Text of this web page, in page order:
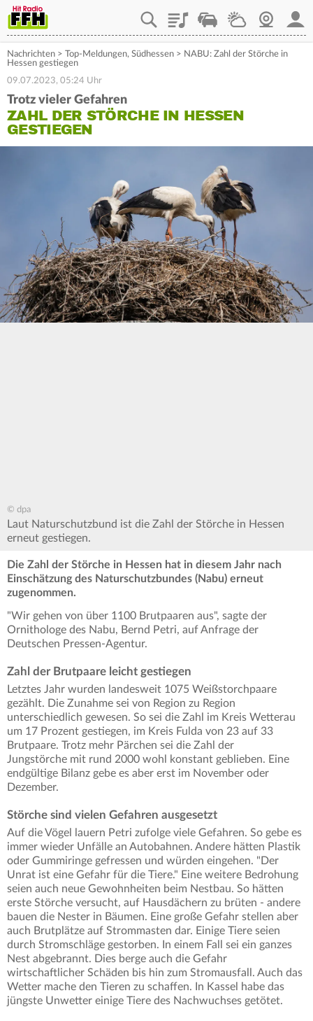
PlaylistStaupilotWetterWebcam
Nachrichten > Top-Meldungen, Südhessen > NABU: Zahl der Störche in
Hessen gestiegen
09.07.2023, 05:24 Uhr
Trotz vieler Gefahren
ZAHL DER STÖRCHE IN HESSEN
GESTIEGEN
© dpa
Laut Naturschutzbund ist die Zahl der Störche in Hessen
erneut gestiegen.
Die Zahl der Störche in Hessen hat in diesem Jahr nach
Einschätzung des Naturschutzbundes (Nabu) erneut
zugenommen.
"Wir gehen von über 1100 Brutpaaren aus", sagte der
Ornithologe des Nabu, Bernd Petri, auf Anfrage der
Deutschen Pressen-Agentur.
Zahl der Brutpaare leicht gestiegen
Letztes Jahr wurden landesweit 1075 Weißstorchpaare
gezählt. Die Zunahme sei von Region zu Region
unterschiedlich gewesen. So sei die Zahl im Kreis Wetterau
um 17 Prozent gestiegen, im Kreis Fulda von 23 auf 33
Brutpaare. Trotz mehr Pärchen sei die Zahl der
Jungstörche mit rund 2000 wohl konstant geblieben. Eine
endgültige Bilanz gebe es aber erst im November oder
Dezember.
Störche sind vielen Gefahren ausgesetzt
Auf die Vögel lauern Petri zufolge viele Gefahren. So gebe es
immer wieder Unfälle an Autobahnen. Andere hätten Plastik
oder Gummiringe gefressen und würden eingehen. "Der
Unrat ist eine Gefahr für die Tiere." Eine weitere Bedrohung
seien auch neue Gewohnheiten beim Nestbau. So hätten
erste Störche versucht, auf Hausdächern zu brüten - andere
bauen die Nester in Bäumen. Eine große Gefahr stellen aber
auch Brutplätze auf Strommasten dar. Einige Tiere seien
durch Stromschläge gestorben. In einem Fall sei ein ganzes
Nest abgebrannt. Dies berge auch die Gefahr
wirtschaftlicher Schäden bis hin zum Stromausfall. Auch das
Wetter mache den Tieren zu schaffen. In Kassel habe das
jüngste Unwetter einige Tiere des Nachwuchses getötet.